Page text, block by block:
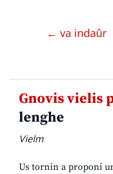
← va indaûr
Gnovis vielis
lenghe
Vielm
Us tornin a proponi